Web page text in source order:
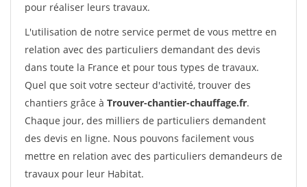
pour réaliser leurs travaux.
L'utilisation de notre service permet de vous mettre en
relation avec des particuliers demandant des devis
dans toute la France et pour tous types de travaux.
Quel que soit votre secteur d'activité, trouver des
chantiers grâce à Trouver-chantier-chauffage.fr.
Chaque jour, des milliers de particuliers demandent
des devis en ligne. Nous pouvons facilement vous
mettre en relation avec des particuliers demandeurs de
travaux pour leur Habitat.